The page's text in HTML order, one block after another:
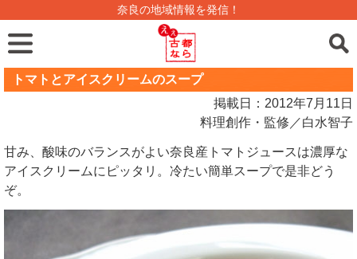
奈良の地域情報を発信！
トマトとアイスクリームのスープ
掲載日：2012年7月11日
料理創作・監修／白水智子
甘み、酸味のバランスがよい奈良産トマトジュースは濃厚な
アイスクリームにピッタリ。冷たい簡単スープで是非どう
ぞ。